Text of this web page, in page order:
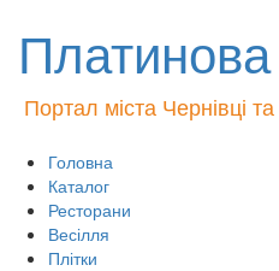
Портал міста Чернівці
Головна
Каталог
Ресторани
Весілля
Плітки